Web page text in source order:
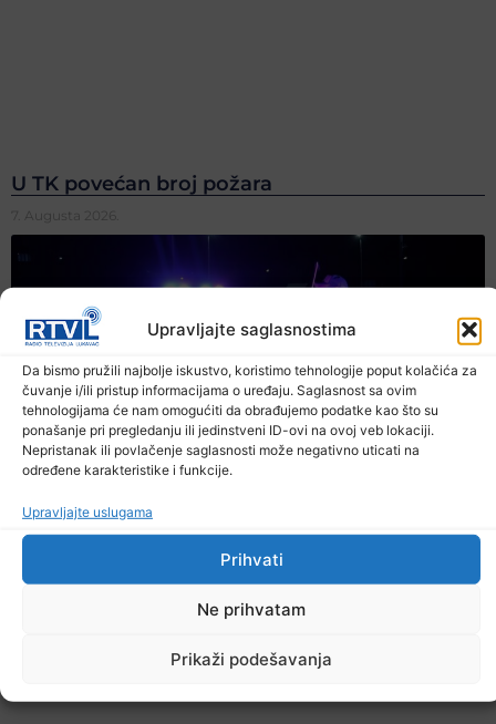
Upravljajte saglasnostima
Da bismo pružili najbolje iskustvo, koristimo tehnologije poput kolačića za
čuvanje i/ili pristup informacijama o uređaju. Saglasnost sa ovim
tehnologijama će nam omogućiti da obrađujemo podatke kao što su
ponašanje pri pregledanju ili jedinstveni ID-ovi na ovoj veb lokaciji.
Nepristanak ili povlačenje saglasnosti može negativno uticati na
određene karakteristike i funkcije.
Upravljajte uslugama
Prihvati
Ne prihvatam
Prikaži podešavanja
U TK povećan broj požara
7. Augusta 2026.